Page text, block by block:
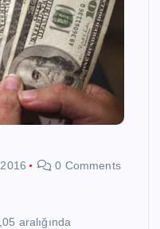
0 Comments
aralığında